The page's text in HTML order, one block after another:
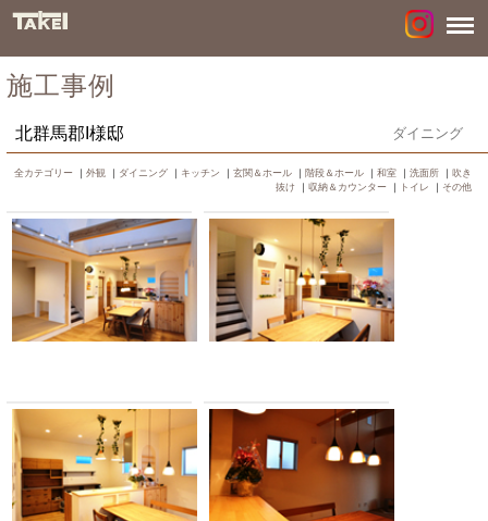
施工事例
北群馬郡I様邸 ダイニング
全カテゴリー ｜ 外観 ｜ ダイニング ｜ キッチン ｜ 玄関＆ホール ｜ 階段＆ホール ｜ 和室 ｜ 洗面所 ｜ 吹き
抜け ｜ 収納＆カウンター ｜ トイレ ｜ その他